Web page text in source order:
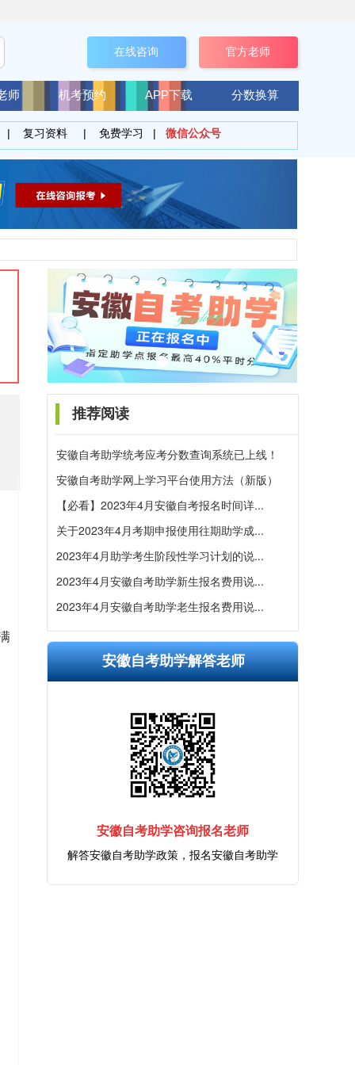
官方老师
师 机考预约 APP下载 分数换算
| 复习资料 | 免费学习 | 微信公众号
在线咨询
安徽自考助学统考应考分数查询系统已上线！
安徽自考助学网上学习平台使用方法（新版）
【必看】2023年4月安徽自考报名时间详...
关于2023年4月考期申报使用往期助学成...
2023年4月助学考生阶段性学习计划的说...
2023年4月安徽自考助学新生报名费用说...
2023年4月安徽自考助学老生报名费用说...
推荐阅读
安徽自考助学解答老师
安徽自考助学咨询报名老师
解答安徽自考助学政策，报名安徽自考助学